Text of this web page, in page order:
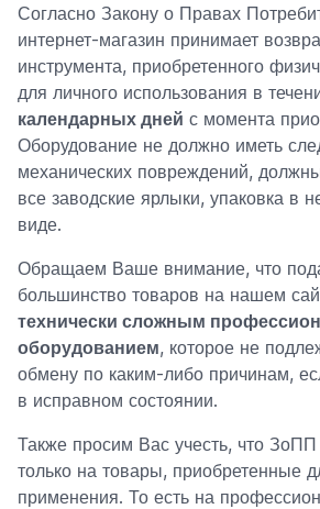
Согласно Закону о Правах
интернет-магазин принимает
инструмента, приобретенного
для личного использования в
календарных дней с момента
Оборудование не должно иметь
механических повреждений,
все заводские ярлыки, упаковка в
виде.
Обращаем Ваше внимание, что
большинство товаров на нашем
технически сложным
оборудованием, которое не
обмену по каким-либо причинам,
в исправном состоянии.
Также просим Вас учесть, что ЗоПП
только на товары, приобретенные
применения. То есть на